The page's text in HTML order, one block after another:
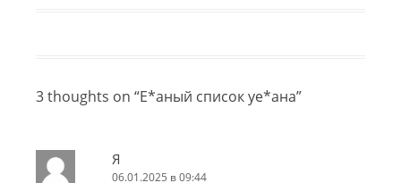
3 thoughts on “Е*аный список уе*ана”
Я
06.01.2025 в 09:44